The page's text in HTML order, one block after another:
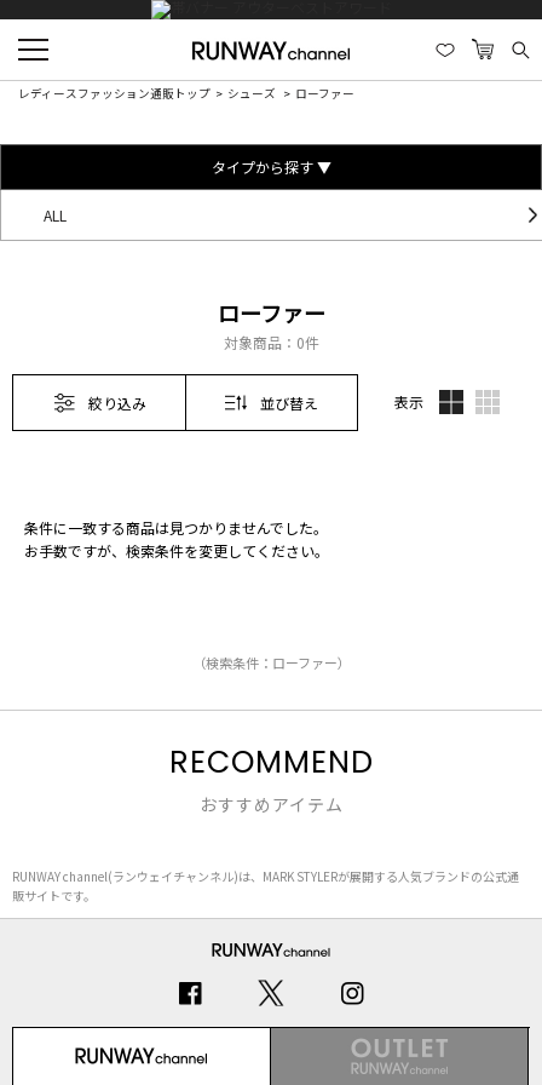
レディースファッション通販トップ シューズ ローファー
タイプから探す ▼
ALL
ローファー
対象商品： 0件
絞り込み 並び替え 表示
条件に一致する商品は見つかりませんでした。
お手数ですが、検索条件を変更してください。
（検索条件：ローファー）
RECOMMEND
おすすめアイテム
RUNWAY channel(ランウェイチャンネル)は、MARK STYLERが展開する人気ブランドの公式通
販サイトです。